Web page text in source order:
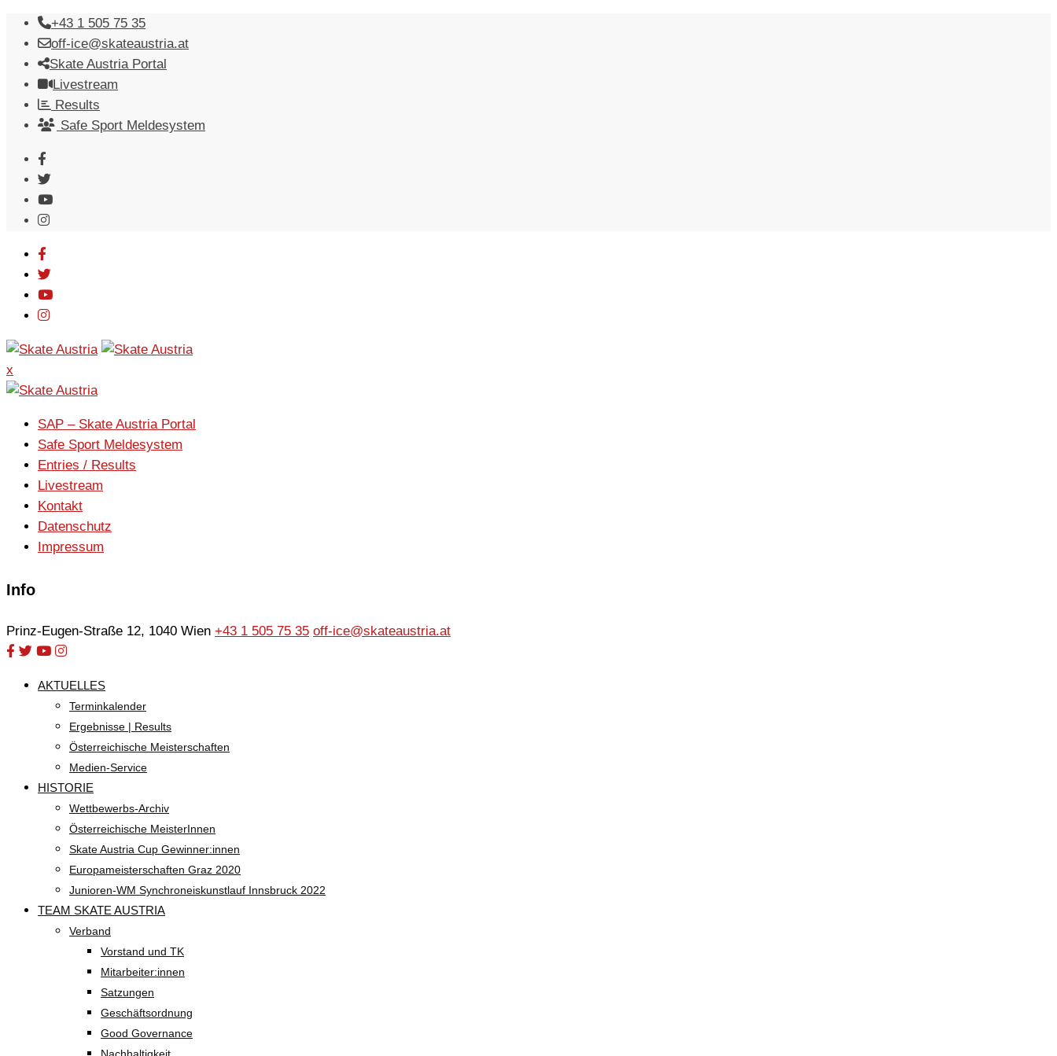
Skip
content
+43 1 505 75 35
off-ice@skateaustria.at
Skate Austria Portal
Livestream
Results
Safe Sport Meldesystem
x
SAP – Skate Austria Portal
Safe Sport Meldesystem
Entries / Results
Livestream
Kontakt
Datenschutz
Impressum
Info
Prinz-Eugen-Straße 12, 1040 Wien +43 1 505 75 35 off-ice@skateaustria.at
AKTUELLES
Terminkalender
Ergebnisse | Results
Österreichische Meisterschaften
Medien-Service
HISTORIE
Wettbewerbs-Archiv
Österreichische MeisterInnen
Skate Austria Cup Gewinner:innen
Europameisterschaften Graz 2020
Junioren-WM Synchroneiskunstlauf Innsbruck 2022
TEAM SKATE AUSTRIA
Verband
Vorstand und TK
Mitarbeiter:innen
Satzungen
Geschäftsordnung
Good Governance